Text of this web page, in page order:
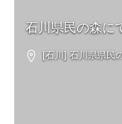
石川県民の森に
[石川] 石川県県民